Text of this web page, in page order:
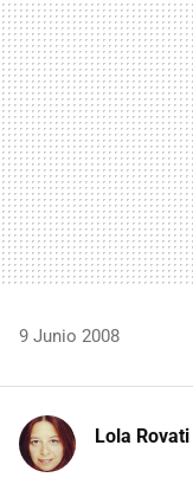
9 Junio 2008
Lola Rovati